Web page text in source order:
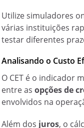
Utilize simuladores
várias instituições
testar diferentes
Analisando o Custo
O CET é o indicador
entre asopções de
envolvidos na
Além dos juros, o